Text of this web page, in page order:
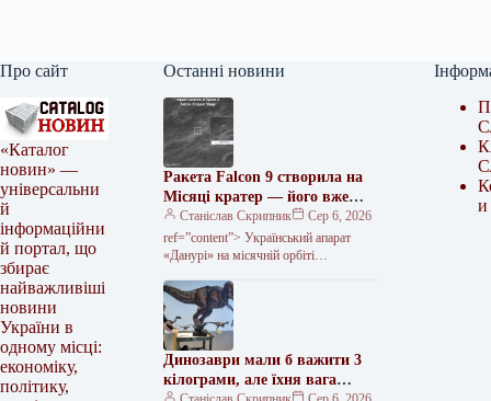
Про сайт
«Каталог
новин» —
універсальни
й
інформаційни
й портал, що
збирає
найважливіші
новини
України в
одному місці:
економіку,
політику,
Останні новини
Ракета Falcon 9 створила на
Місяці кратер — його вже
зафіксували з орбіти
Станіслав Скрипник
Сер 6, 2026
ref=”content”> Український апарат
«Данурі» на місячній орбіті
другого ступеня ракети Falcon 9 на
поверхню супутника. Апарат…
Динозаври мали б важити 3
кілограми, але їхня вага
и